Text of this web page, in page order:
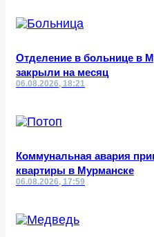
Отделение в больнице в
закрыли на месяц
06.08.2026, 18:21
Коммунальная авария
квартиры в Мурманске
06.08.2026, 17:59